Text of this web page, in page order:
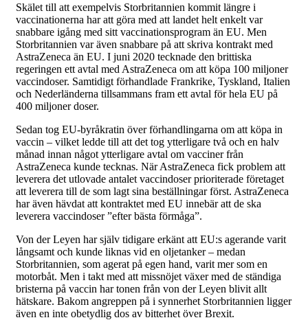
Skälet till att exempelvis Storbritannien kommit längre i
vaccinationerna har att göra med att landet helt enkelt var
snabbare igång med sitt vaccinationsprogram än EU. Men
Storbritannien var även snabbare på att skriva kontrakt med
AstraZeneca än EU. I juni 2020 tecknade den brittiska
regeringen ett avtal med AstraZeneca om att köpa 100 miljoner
vaccindoser. Samtidigt förhandlade Frankrike, Tyskland, Italien
och Nederländerna tillsammans fram ett avtal för hela EU på
400 miljoner doser.
Sedan tog EU-byråkratin över förhandlingarna om att köpa in
vaccin – vilket ledde till att det tog ytterligare två och en halv
månad innan något ytterligare avtal om vacciner från
AstraZeneca kunde tecknas. När AstraZeneca fick problem att
leverera det utlovade antalet vaccindoser prioriterade företaget
att leverera till de som lagt sina beställningar först. AstraZeneca
har även hävdat att kontraktet med EU innebär att de ska
leverera vaccindoser ”efter bästa förmåga”.
Von der Leyen har själv tidigare erkänt att EU:s agerande varit
långsamt och kunde liknas vid en oljetanker – medan
Storbritannien, som agerat på egen hand, varit mer som en
motorbåt. Men i takt med att missnöjet växer med de ständiga
bristerna på vaccin har tonen från von der Leyen blivit allt
hätskare. Bakom angreppen på i synnerhet Storbritannien ligger
även en inte obetydlig dos av bitterhet över Brexit.